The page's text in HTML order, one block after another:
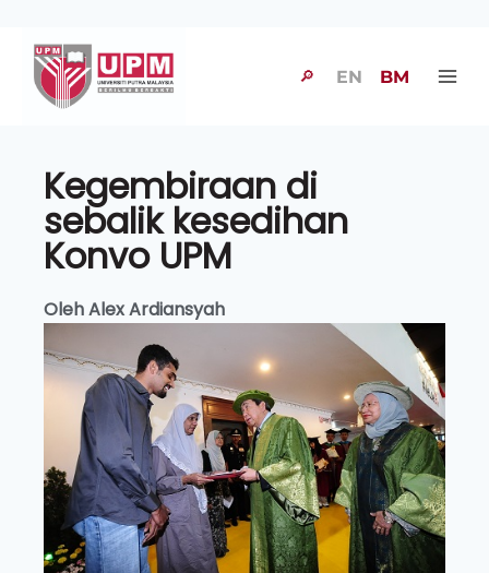
🔎 EN BM
Kegembiraan di
sebalik kesedihan
Konvo UPM
Oleh Alex Ardiansyah